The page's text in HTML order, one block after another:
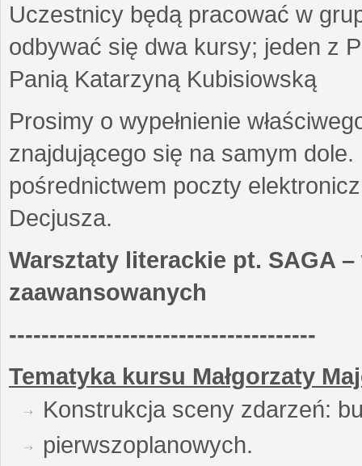
Uczestnicy będą pracować w
odbywać się dwa kursy; jeden z
Panią Katarzyną Kubisiowską
Prosimy o wypełnienie
znajdującego się na samym
pośrednictwem poczty
Decjusza.
Warsztaty literackie pt. SAGA
zaawansowanych
--------------------------------------
Tematyka kursu Małgorzaty
Konstrukcja sceny zdarzeń:
pierwszoplanowych.